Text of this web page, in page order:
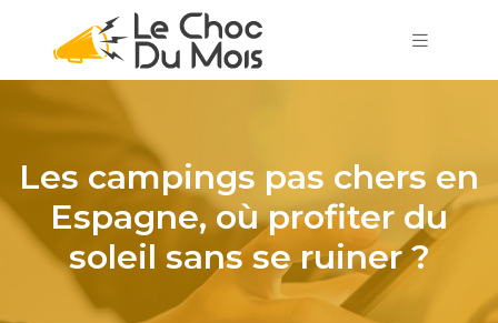
Les campings pas chers en
Espagne, où profiter du
soleil sans se ruiner ?